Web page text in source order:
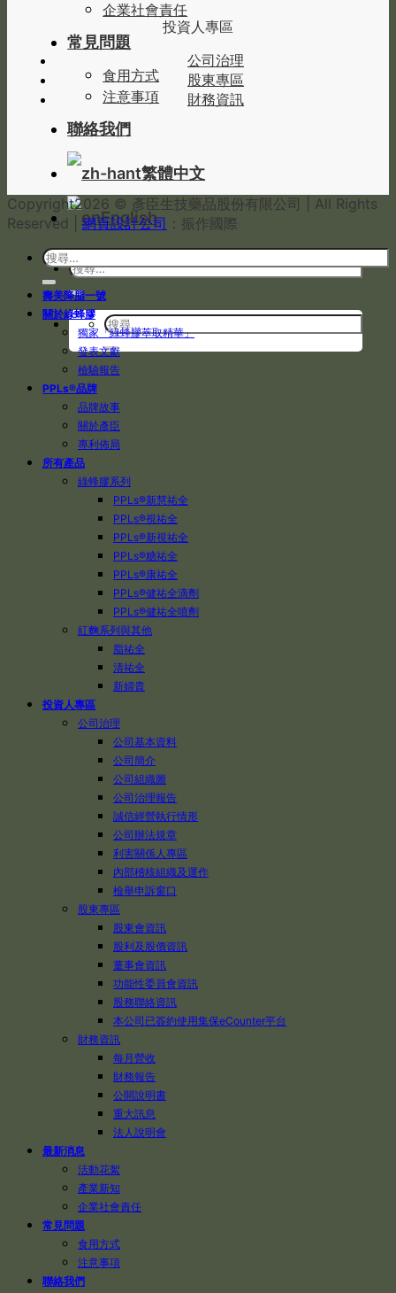
企業社會責任
常見問題
食用方式
注意事項
聯絡我們
繁體中文
English
投資人專區
公司治理
股東專區
財務資訊
Copyright2026 © 彥臣生技藥品股份有限公司 | All Rights
Reserved |網頁設計公司 ：振作國際
壽美降脂一號
關於綠蜂膠
獨家「綠蜂膠萃取精華」
發表文獻
檢驗報告
PPLs®品牌
品牌故事
關於彥臣
專利佈局
所有產品
綠蜂膠系列
PPLs®新慧祐全
PPLs®視祐全
PPLs®新視祐全
PPLs®糖祐全
PPLs®康祐全
PPLs®健祐全滴劑
PPLs®健祐全噴劑
紅麴系列與其他
脂祐全
清祐全
新婦貴
投資人專區
公司治理
公司基本資料
公司簡介
公司組織圖
公司治理報告
誠信經營執行情形
公司辦法規章
利害關係人專區
內部稽核組織及運作
檢舉申訴窗口
股東專區
股東會資訊
股利及股價資訊
董事會資訊
功能性委員會資訊
股務聯絡資訊
本公司已簽約使用集保eCounter平台
財務資訊
每月營收
財務報告
公開說明書
重大訊息
法人說明會
最新消息
活動花絮
產業新知
企業社會責任
常見問題
食用方式
注意事項
聯絡我們